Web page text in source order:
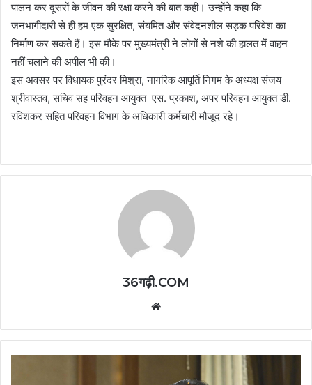
पालन कर दूसरों के जीवन की रक्षा करने की बात कही। उन्होंने कहा कि
जनभागीदारी से ही हम एक सुरक्षित, संयमित और संवेदनशील सड़क परिवेश का
निर्माण कर सकते हैं। इस मौके पर मुख्यमंत्री ने लोगों से नशे की हालत में वाहन
नहीं चलाने की अपील भी की।
इस अवसर पर विधायक पुरंदर मिश्रा, नागरिक आपूर्ति निगम के अध्यक्ष संजय
श्रीवास्तव, सचिव सह परिवहन आयुक्त एस. प्रकाश, अपर परिवहन आयुक्त डी.
रविशंकर सहित परिवहन विभाग के अधिकारी कर्मचारी मौजूद रहे।
36गढ़ी.COM